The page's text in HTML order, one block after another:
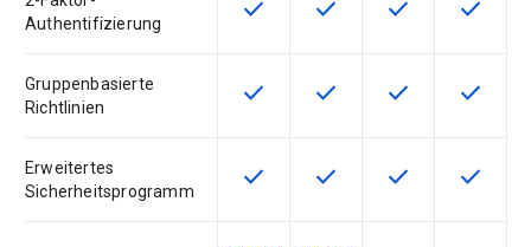
Authentifizierung
Diese Funktion ist für die
check Diese Funktion ist für die
check Diese Funktion
check Diese
check
Gruppenbasierte
Richtlinien
Diese Funktion ist für die
check Diese Funktion ist für die
check Diese Funktion
check Diese
check
Erweitertes
Sicherheitsprogramm
Diese Funktion ist für die
check Diese Funktion ist für die
check Diese Funktion
check Diese
check